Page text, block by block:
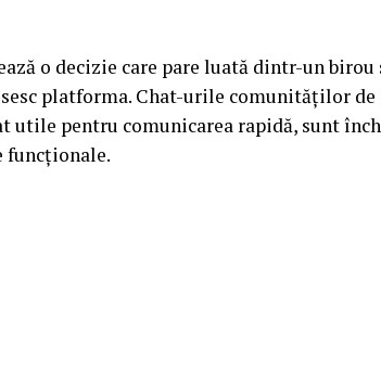
o decizie care pare luată dintr-un
platforma. Chat-urile comunităților
utile pentru comunicarea rapidă, sunt
funcționale.